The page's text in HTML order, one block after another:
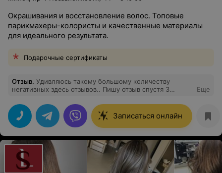
Окрашивания и восстановление волос. Топовые
парикмахеры-колористы и качественные материалы
для идеального результата.
Подарочные сертификаты
Отзыв. Удивляюсь такому большому количеству
негативных здесь отзывов.. Пишу отзыв спустя 3
шикарное окрашивание, мало сказать! Особенно
довольна качеством волос, т к изначально волосы
были не в хорошем состоянии, поэтому перед
процедурой сделали тест прядь и решили с мастером
красить частично, а не всю голову и сделали уход.
Очень довольна! Специально выжидала время, чтобы
оценить результат. Также девушка дала рекомендации
по домашнему уходу. Круто, быстро, недорого! Приду
обновлять 100%. Большое спасибо Алёне !
Еще
Записаться онлайн